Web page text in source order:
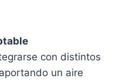
con distintos
un aire